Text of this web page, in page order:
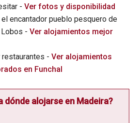
-Ver fotos y disponibilidad
encantador pueblo pesquero de
Lobos -Ver alojamientos mejor
restaurantes -Ver alojamientos
en Funchal
dónde alojarse en Madeira?